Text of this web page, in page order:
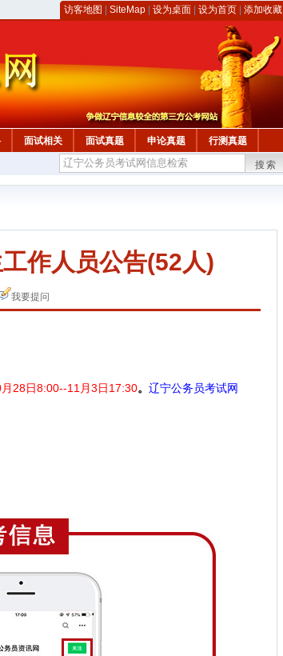
访客地图 SiteMap 设为桌面 设为首页 添加收藏
面试相关 面试真题 申论真题 行测真题
搜索
作人员公告(52人)
我要提问
28日8:00--11月3日17:30。 辽宁公务员考试网